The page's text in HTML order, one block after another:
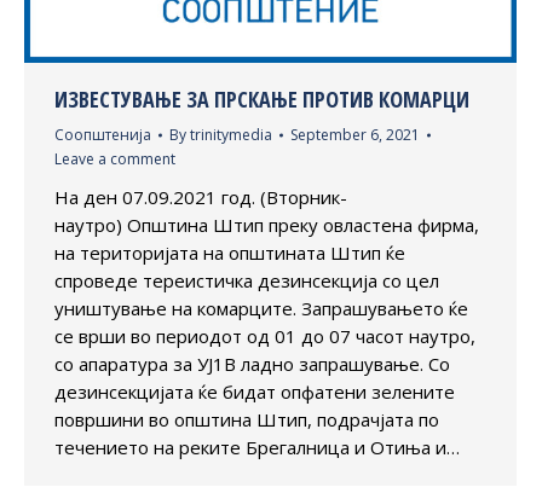
ИЗВЕСТУВАЊЕ ЗА ПРСКАЊЕ ПРОТИВ КОМАРЦИ
Соопштенија Bytrinitymedia
September 6, 2021
Leave a comment
На ден 07.09.2021 год. (Вторник-
наутро) Општина Штип преку овластена фирма,
на територијата на општината Штип ќе
спроведе тереистичка дезинсекција со цел
уништување на комарците. Запрашувањето ќе
се врши во периодот од 01 до 07 часот наутро,
со апаратура за УЈ1В ладно запрашување. Со
дезинсекцијата ќе бидат опфатени зелените
површини во општина Штип, подрачјата по
течението на реките Брегалница и Отиња и…